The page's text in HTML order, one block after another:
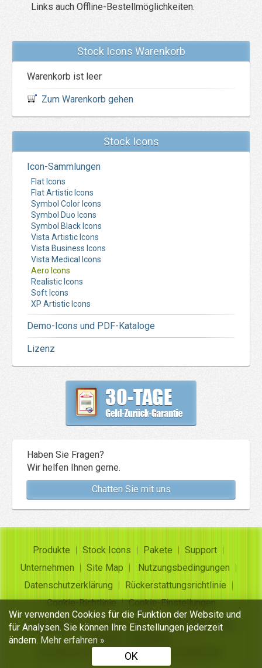
Links auch Offline-Bestellmöglichkeiten.
Stock Icons Warenkorb
Warenkorb ist leer
Zum Warenkorb gehen
Stock Icons
Icon-Sammlungen
Flat Icons
Flat Artistic Icons
Symbol Color Icons
Symbol Duo Icons
Symbol Black Icons
Vista Artistic Icons
Vista Business Icons
Vista Medical Icons
Aero Icons
Realistic Icons
Soft Icons
XP Artistic Icons
Demo-Icons und PDF-Kataloge
Lizenz
Haben Sie Fragen?
Wir helfen Ihnen gerne.
Chatten Sie mit uns
Produkte Stock Icons Pakete
Support
Unternehmen
Site Map
Nutzungsbedingungen
Datenschutzerklärung
Rückerstattungsrichtlinie
Cookie-Richtlinie
Cookie-Einstellungen
Copyright © Insofta Development 2004-2026. Alle
Rechte vorbehalten
Kostenlose Icon-Sets, Bild-in-Icon-Konverter
Wir verwenden Cookies für die Funktion der Website und
für Analysen. Sie können Ihre Einstellungen jederzeit
ändern. Mehr erfahren »
OK